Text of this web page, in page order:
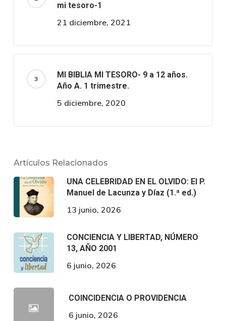
mi tesoro-1
21 diciembre, 2021
MI BIBLIA MI TESORO- 9 a 12 años.
Año A. 1 trimestre.
5 diciembre, 2020
Artículos Relacionados
UNA CELEBRIDAD EN EL OLVIDO: El P.
Manuel de Lacunza y Díaz (1.ª ed.)
13 junio, 2026
CONCIENCIA Y LIBERTAD, NÚMERO
13, AÑO 2001
6 junio, 2026
COINCIDENCIA O PROVIDENCIA
6 junio, 2026